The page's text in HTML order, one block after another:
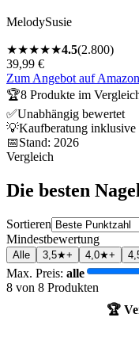
MelodySusie
★★★★★4.5(2.800)
39,99 €
Zum Angebot auf
🏆8 Produkte im
✅Unabhängig bewertet
💡Kaufberatung inklusive
📅Stand: 2026
Vergleich
Die besten
Sortieren
Mindestbewertung
Alle 3,5★+ 4,0★+
Max. Preis: alle
8 von 8 Produkten
🏆